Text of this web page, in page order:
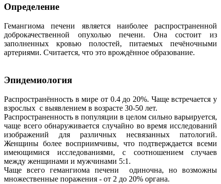
Определение
Гемангиома печени является наиболее распространенной
доброкачественной опухолью печени. Она состоит из
заполненных кровью полостей, питаемых печёночными
артериями. Считается, что это врождённое образование.
Эпидемиология
Распространённость в мире от 0.4 до 20%. Чаще встречается у
взрослых с выявлением в возрасте 30-50 лет.
Распространенность в популяции в целом сильно варьируется,
чаще всего обнаруживается случайно во время исследований
изображений для различных несвязанных патологий.
Женщины более восприимчивы, что подтверждается всеми
имеющимися исследованиями, с соотношением случаев
между женщинами и мужчинами 5:1.
Чаще всего гемангиома печени одиночна, но возможны
множественные поражения - от 2 до 20% органа.